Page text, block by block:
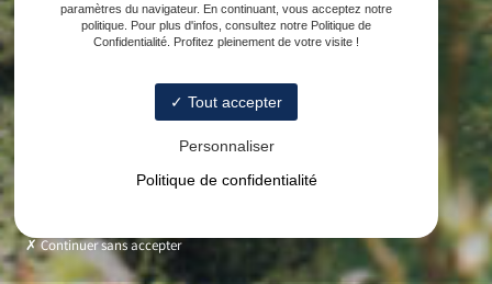
paramètres du navigateur. En continuant, vous acceptez notre
politique. Pour plus d'infos, consultez notre Politique de
Confidentialité. Profitez pleinement de votre visite !
Tout accepter
Personnaliser
Politique de confidentialité
Continuer sans accepter